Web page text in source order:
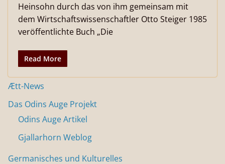
Heinsohn durch das von ihm gemeinsam mit
dem Wirtschaftswissenschaftler Otto Steiger 1985
veröffentlichte Buch „Die
Read More
Ætt-News
Das Odins Auge Projekt
Odins Auge Artikel
Gjallarhorn Weblog
Germanisches und Kulturelles